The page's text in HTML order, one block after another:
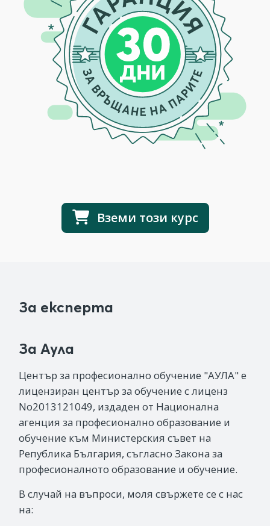
Вземи този курс
За експерта
За Аула
Център за професионално обучение "АУЛА" е
лицензиран център за обучение с лиценз
No2013121049, издаден от Национална
агенция за професионално образование и
обучение към Министерския съвет на
Република България, съгласно Закона за
професионалното образование и обучение.
В случай на въпроси, моля свържете се с нас
на: